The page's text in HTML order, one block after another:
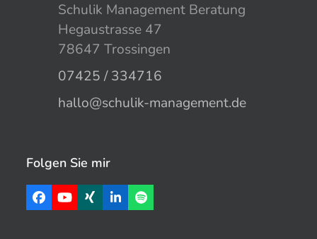
Schulik Management Beratung
Hegaustrasse 47
78647 Trossingen
07425 / 334716
hallo@schulik-management.de
Folgen Sie mir
Facebook
YouTube
XingLinkedInSpotify